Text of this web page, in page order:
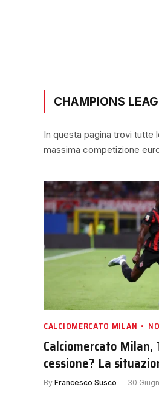
CHAMPIONS
In questa pagina trovi tutte
massima competizione
CALCIOMERCATO MILAN
Calciomercato Milan,
cessione? La
By Francesco Susco 30